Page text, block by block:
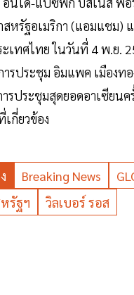
สหรัฐอเมริกา (แอมแชม)
เทศไทย ในวันที่ 4 พ.ย.
รประชุม อิมแพค เมืองท
รประชุมสุดยอดอาเซียนค
กี่ยวข้อง
Breaking News
รัฐฯ
วิลเบอร์ รอส